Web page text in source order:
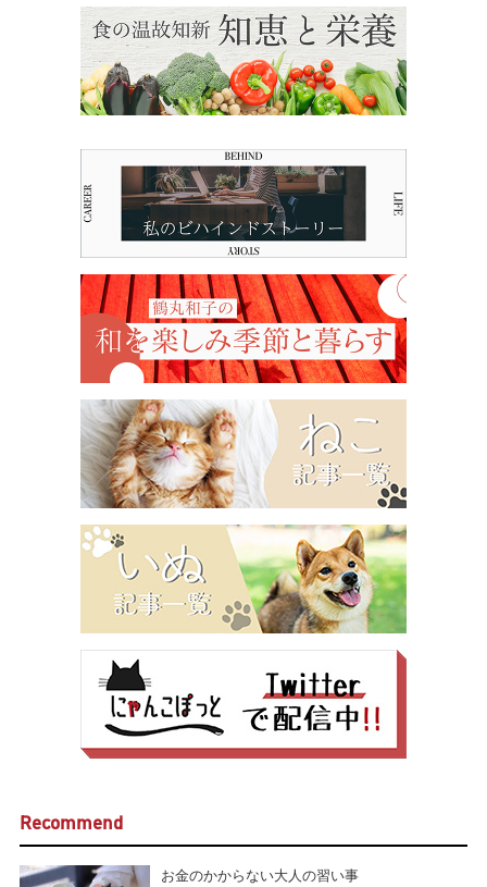
Recommend
お金のかからない大人の習い事